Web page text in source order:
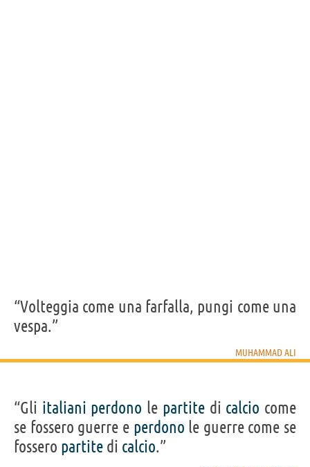
“Volteggia come una farfalla, pungi come una
vespa.”
MUHAMMAD ALI
“Gli italiani perdono le partitedi calcio come
se fossero guerre e perdono le guerre come se
fossero partite di calcio.”